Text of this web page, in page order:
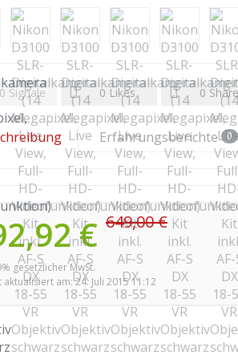
0 Signale 0 Likes 0
Erfahrungsberichte 0
€ 649,00 €
gesetzlicher MwSt.
aktualisiert am: 24. Juli 2015 11:12